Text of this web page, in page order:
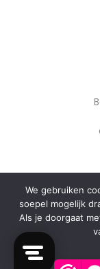
© 2014-2025
De waardering
We gebruiken
soepel mogelijk
Als je doorgaat